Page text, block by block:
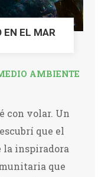
EN EL MAR
AMBIENTE
con volar. Un
que el
la inspiradora
que